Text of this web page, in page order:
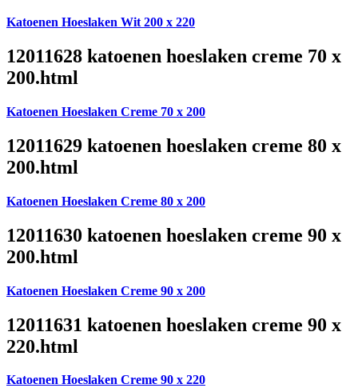
Katoenen Hoeslaken Wit 200 x 220
12011628 katoenen hoeslaken creme 70 x
200.html
Katoenen Hoeslaken Creme 70 x 200
12011629 katoenen hoeslaken creme 80 x
200.html
Katoenen Hoeslaken Creme 80 x 200
12011630 katoenen hoeslaken creme 90 x
200.html
Katoenen Hoeslaken Creme 90 x 200
12011631 katoenen hoeslaken creme 90 x
220.html
Katoenen Hoeslaken Creme 90 x 220